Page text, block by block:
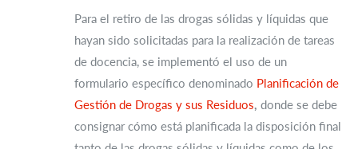
Para el retiro de las drogas sólidas y líquidas que
hayan sido solicitadas para la realización de tareas
de docencia, se implementó el uso de un
formulario específico denominado Planificación de
Gestión de Drogas y sus Residuos, donde se debe
consignar cómo está planificada la disposición final